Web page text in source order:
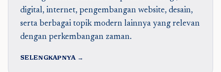
digital, internet, pengembangan website, desain,
serta berbagai topik modern lainnya yang relevan
dengan perkembangan zaman.
SELENGKAPNYA →